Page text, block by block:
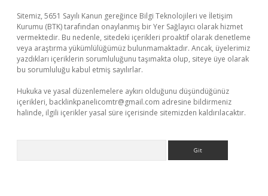
Sitemiz, 5651 Sayılı Kanun gereğince Bilgi Teknolojileri ve İletişim
Kurumu (BTK) tarafından onaylanmış bir Yer Sağlayıcı olarak hizmet
vermektedir. Bu nedenle, sitedeki içerikleri proaktif olarak denetleme
veya araştırma yükümlülüğümüz bulunmamaktadır. Ancak, üyelerimiz
yazdıkları içeriklerin sorumluluğunu taşımakta olup, siteye üye olarak
bu sorumluluğu kabul etmiş sayılırlar.
Hukuka ve yasal düzenlemelere aykırı olduğunu düşündüğünüz
içerikleri, backlinkpanelicomtr@gmail.com adresine bildirmeniz
halinde, ilgili içerikler yasal süre içerisinde sitemizden kaldırılacaktır.